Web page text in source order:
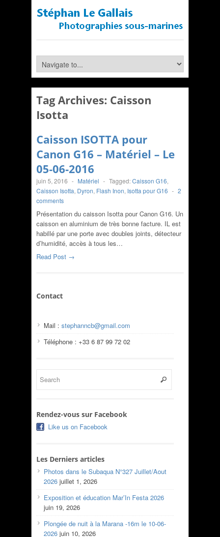
Tag Archives: Caisson
Isotta
Caisson ISOTTA pour
Canon G16 – Matériel – Le
05-06-2016
juin 5, 2016 - Matériel - Tagged:Caisson G16,
Caisson Isotta, Dyron, Flash Inon, Isotta pour G16 - 2
comments
Présentation du caisson Isotta pour Canon G16. Un
caisson en aluminium de très bonne facture. IL est
habillé par une porte avec doubles joints, détecteur
d’humidité, accès à tous les…
Read Post →
Contact
Mail : stephanncb@gmail.com
Téléphone : +33 6 87 99 72 02
Rendez-vous sur Facebook
Like us on Facebook
Les Derniers articles
Photos dans le Subaqua N°327 Juillet/Aout
2026 juillet 1, 2026
Exposition et éducation Mar’In Festa 2026
juin 19, 2026
Plongée de nuit à la Marana -16m le 10-06-
2026 juin 10, 2026